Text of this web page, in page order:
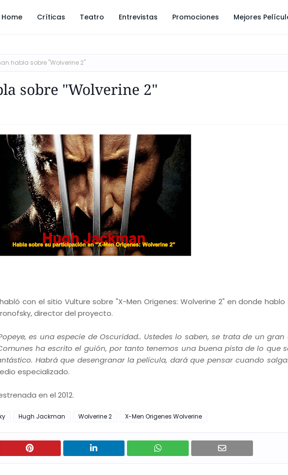
Home Críticas Teatro Entrevistas Promociones Mejores
habla sobre "Wolverine 2"
sobre "Wolverine 2"
con el sitio Vulture sobre "X-Men Origenes: Wolverine 2" en donde
director del proyecto.
es una especie de Oscuridad.. Ustedes lo saben, se trata de un
ha escrito el guión, por tanto tenemos una buena pista de lo que
Habrá que desengranar la película, dará que pensar cuando
especializado.
en el 2012.
Hugh Jackman Wolverine 2 X-Men Origenes Wolverine